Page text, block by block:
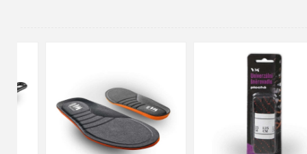
38 39
44
48